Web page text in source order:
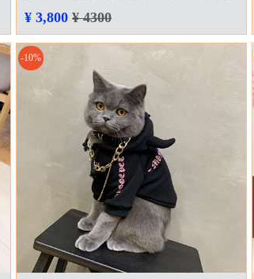
ア 羽根付き 可愛い 小型犬 中型犬 大型犬 汎
用 ドッグウェア 帽子付き フードパーカー
¥ 3,800 ¥ 4300
-10%